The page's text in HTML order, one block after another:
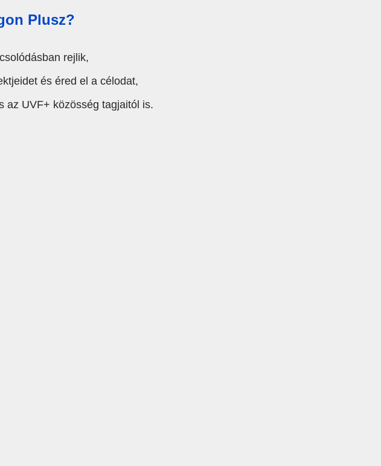
Plusz?
rejlik,
és éred el a célodat,
az UVF+ közösség tagjaitól is.